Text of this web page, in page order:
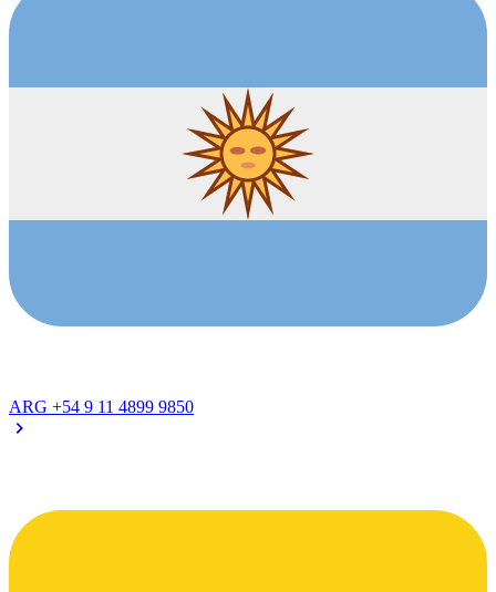
ARG +54 9 11 4899 9850